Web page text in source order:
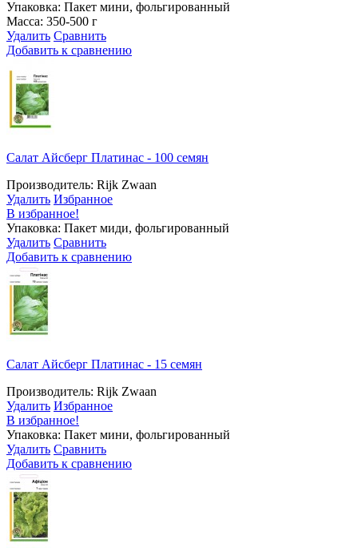
Упаковка: Пакет мини, фольгированный
Масса: 350-500 г
Удалить Сравнить
Добавить к сравнению
Салат Айсберг Платинас - 100 семян
Производитель: Rijk Zwaan
Удалить Избранное
В избранное!
Упаковка: Пакет миди, фольгированный
Удалить Сравнить
Добавить к сравнению
Салат Айсберг Платинас - 15 семян
Производитель: Rijk Zwaan
Удалить Избранное
В избранное!
Упаковка: Пакет мини, фольгированный
Удалить Сравнить
Добавить к сравнению